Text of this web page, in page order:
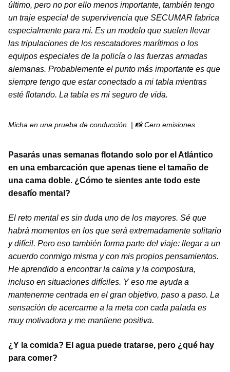
último, pero no por ello menos importante, también tengo
un traje especial de supervivencia que SECUMAR fabrica
especialmente para mí. Es un modelo que suelen llevar
las tripulaciones de los rescatadores marítimos o los
equipos especiales de la policía o las fuerzas armadas
alemanas. Probablemente el punto más importante es que
siempre tengo que estar conectado a mi tabla mientras
esté flotando. La tabla es mi seguro de vida.
Micha en una prueba de conducción. | 📸 Cero emisiones
Pasarás unas semanas flotando solo por el Atlántico
en una embarcación que apenas tiene el tamaño de
una cama doble. ¿Cómo te sientes ante todo este
desafío mental?
El reto mental es sin duda uno de los mayores. Sé que
habrá momentos en los que será extremadamente solitario
y difícil. Pero eso también forma parte del viaje: llegar a un
acuerdo conmigo misma y con mis propios pensamientos.
He aprendido a encontrar la calma y la compostura,
incluso en situaciones difíciles. Y eso me ayuda a
mantenerme centrada en el gran objetivo, paso a paso. La
sensación de acercarme a la meta con cada palada es
muy motivadora y me mantiene positiva.
¿Y la comida? El agua puede tratarse, pero ¿qué hay
para comer?